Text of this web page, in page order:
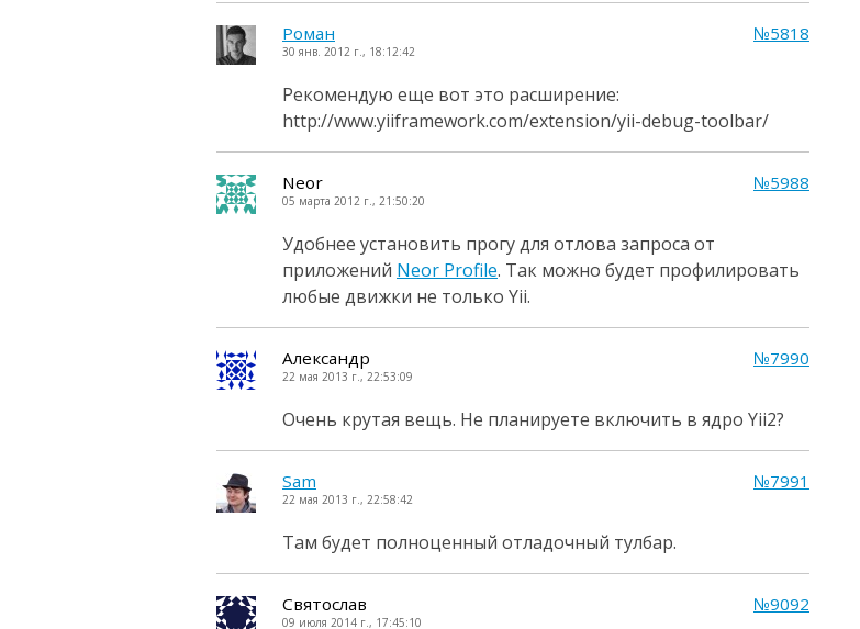
№5818
Роман
30 янв. 2012 г., 18:12:42
Рекомендую еще вот это расширение:
http://www.yiiframework.com/extension/yii-debug-toolbar/
№5988
Neor
05 марта 2012 г., 21:50:20
Удобнее установить прогу для отлова запроса от
приложений Neor Profile. Так можно будет профилировать
любые движки не только Yii.
№7990
Александр
22 мая 2013 г., 22:53:09
Очень крутая вещь. Не планируете включить в ядро Yii2?
№7991
Sam
22 мая 2013 г., 22:58:42
Там будет полноценный отладочный тулбар.
№9092
Святослав
09 июля 2014 г., 17:45:10